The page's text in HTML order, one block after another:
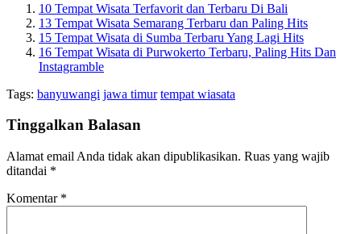
10 Tempat Wisata Terfavorit dan Terbaru Di Bali
13 Tempat Wisata Semarang Terbaru dan Paling Hits
15 Tempat Wisata di Sumba Terbaru Yang Lagi Hits
16 Tempat Wisata di Purwokerto Terbaru, Paling Hits Dan
Instagramble
Tags: banyuwangi jawa timur tempat wiasata
Tinggalkan Balasan
Alamat email Anda tidak akan dipublikasikan. Ruas yang wajib
ditandai *
Komentar *